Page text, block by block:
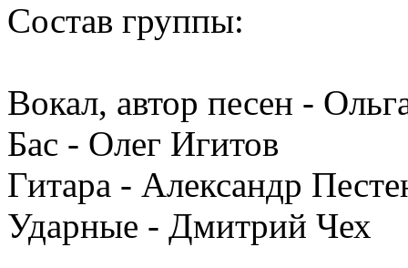
Состав группы:
Вокал, автор песен -
Бас - Олег Игитов
Гитара - Александр
Ударные - Дмитрий Чех